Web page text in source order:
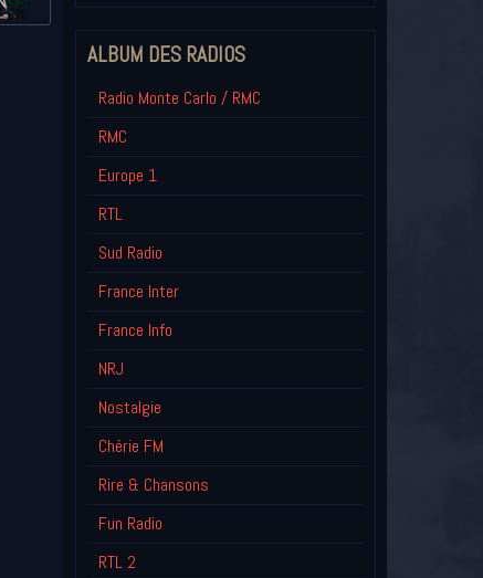
ALBUM DES RADIOS
Radio Monte Carlo / RMC
RMC
Europe 1
RTL
Sud Radio
France Inter
France Info
NRJ
Nostalgie
Chérie FM
Rire & Chansons
Fun Radio
RTL 2